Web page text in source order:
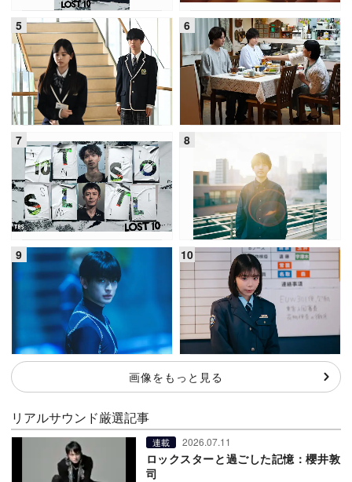
画像をもっと見る
リアルサウンド厳選記事
連載 2026.07.11
ロックスターと過ごした記憶：櫻井敦
司